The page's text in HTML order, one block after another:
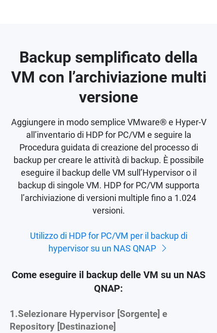
Backup semplificato della
VM con l’archiviazione multi
versione
Aggiungere in modo semplice VMware® e Hyper-V
all’inventario di HDP for PC/VM e seguire la
Procedura guidata di creazione del processo di
backup per creare le attività di backup. È possibile
eseguire il backup delle VM sull’Hypervisor o il
backup di singole VM. HDP for PC/VM supporta
l’archiviazione di versioni multiple fino a 1.024
versioni.
Utilizzo di HDP for PC/VM per il backup di
hypervisor su un NAS QNAP
Come eseguire il backup delle VM su un NAS
QNAP:
1.Selezionare Hypervisor [Sorgente] e
Repository [Destinazione]